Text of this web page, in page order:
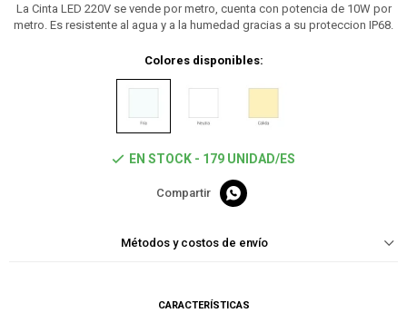
La Cinta LED 220V se vende por metro, cuenta con potencia de 10W por
metro. Es resistente al agua y a la humedad gracias a su proteccion IP68.
Colores disponibles:
EN STOCK - 179 UNIDAD/ES

Métodos y costos de envío
CARACTERÍSTICAS